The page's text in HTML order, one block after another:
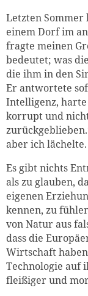
Letzten Sommer
einem Dorf im
fragte meinen
bedeutet; was
die ihm in den
Er antwortete
Intelligenz,
korrupt und
aber ich lächelte.
Es gibt nichts
als zu glauben,
eigenen
kennen, zu
von Natur aus
dass die
Wirtschaft
Technologie auf
fleißiger und